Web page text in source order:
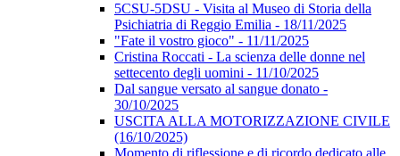
5CSU-5DSU - Visita al Museo di Storia della
Psichiatria di Reggio Emilia - 18/11/2025
"Fate il vostro gioco" - 11/11/2025
Cristina Roccati - La scienza delle donne nel
settecento degli uomini - 11/10/2025
Dal sangue versato al sangue donato -
30/10/2025
USCITA ALLA MOTORIZZAZIONE CIVILE
(16/10/2025)